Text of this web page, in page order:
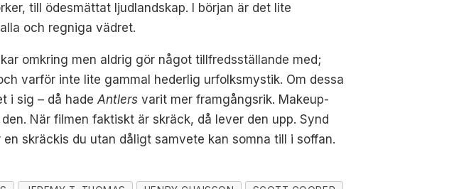
till ödesmättat ljudlandskap. I början är det lite
och regniga vädret.
omkring men aldrig gör något tillfredsställande med;
varför inte lite gammal hederlig urfolksmystik. Om dessa
i sig – då hadeAntlers varit mer framgångsrik. Makeup-
När filmen faktiskt är skräck, då lever den upp. Synd
en skräckis du utan dåligt samvete kan somna till i soffan.